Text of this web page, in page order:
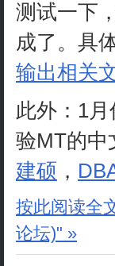
测试一下
成了。具
输出相关
此外：1
验MT的中
建硕 ，
按此阅读全
论坛)" »